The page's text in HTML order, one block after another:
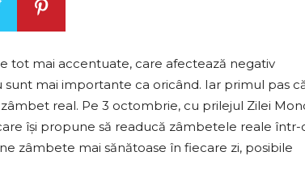
tot mai accentuate, care afectează negativ
mai importante ca oricând. Iar primul pas
real. Pe 3 octombrie, cu prilejul Zilei
își propune să readucă zâmbetele reale într-
zâmbete mai sănătoase în fiecare zi, posibile